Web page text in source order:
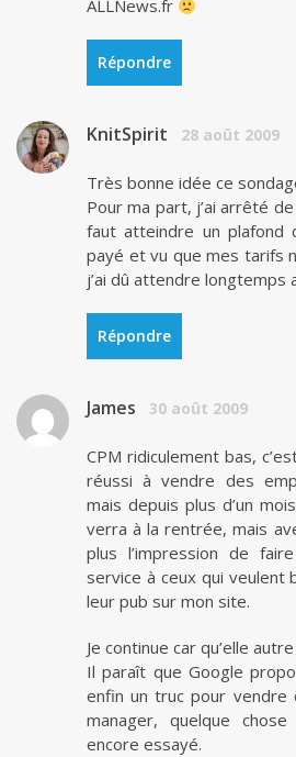
ALLNews.fr
Répondre
KnitSpirit 28 août 2009
Très bonne idée ce
Pour ma part, j’ai arrêté
faut atteindre un
payé et vu que mes tarifs
j’ai dû attendre longtemps
Répondre
James 30 août 2009
CPM ridiculement bas,
réussi à vendre des
mais depuis plus d’un
verra à la rentrée, mais
plus l’impression de
service à ceux qui veulent
leur pub sur mon site.
Je continue car qu’elle
Il paraît que Google
enfin un truc pour vendre
manager, quelque
encore essayé.